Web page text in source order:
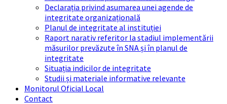
Declarația privind asumarea unei agende de
integritate organizațională
Planul de integritate al instituției
Raport narativ referitor la stadiul implementării
măsurilor prevăzute în SNA și în planul de
integritate
Situația indicilor de integritate
Studii și materiale informative relevante
Monitorul Oficial Local
Contact